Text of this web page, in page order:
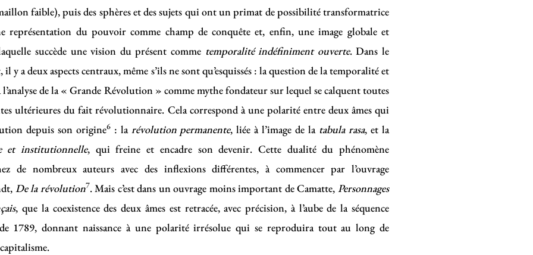
faible), puis des sphères et des sujets qui ont un primat de possibilité transformatrice
représentation du pouvoir comme champ de conquête et, enfin, une image globale et
succède une vision du présent comme temporalité indéfiniment ouverte. Dans le
y a deux aspects centraux, même s’ils ne sont qu’esquissés : la question de la temporalité et
de la « Grande Révolution » comme mythe fondateur sur lequel se calquent toutes
ultérieures du fait révolutionnaire. Cela correspond à une polarité entre deux âmes qui
depuis son origine6: la révolution permanente, liée à l’image de la tabula rasa, et la
et institutionnelle, qui freine et encadre son devenir. Cette dualité du phénomène
de nombreux auteurs avec des inflexions différentes, à commencer par l’ouvrage
De la révolution7. Mais c’est dans un ouvrage moins important de Camatte,Personnages
, que la coexistence des deux âmes est retracée, avec précision, à l’aube de la séquence
1789, donnant naissance à une polarité irrésolue qui se reproduira tout au long de